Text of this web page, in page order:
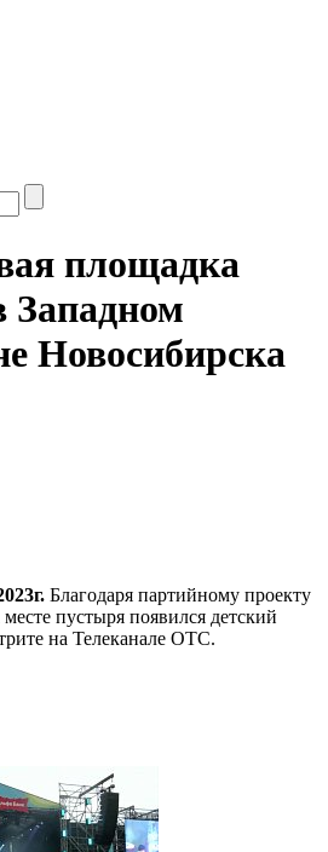
площадка
Западном
Новосибирска
Благодаря партийному проекту
пустыря появился детский
на Телеканале ОТС.